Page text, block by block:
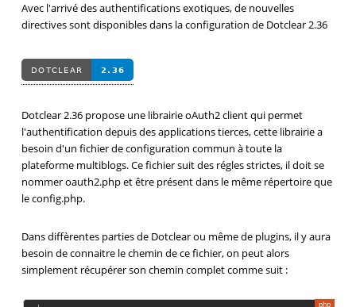
Avec l'arrivé des authentifications exotiques, de nouvelles
directives sont disponibles dans la configuration de Dotclear 2.36
Dotclear 2.36 propose une librairie oAuth2 client qui permet
l'authentification depuis des applications tierces, cette librairie a
besoin d'un fichier de configuration commun à toute la
plateforme multiblogs. Ce fichier suit des régles strictes, il doit se
nommer oauth2.php et être présent dans le même répertoire que
le config.php.
Dans diffèrentes parties de Dotclear ou même de plugins, il y aura
besoin de connaitre le chemin de ce fichier, on peut alors
simplement récupérer son chemin complet comme suit :